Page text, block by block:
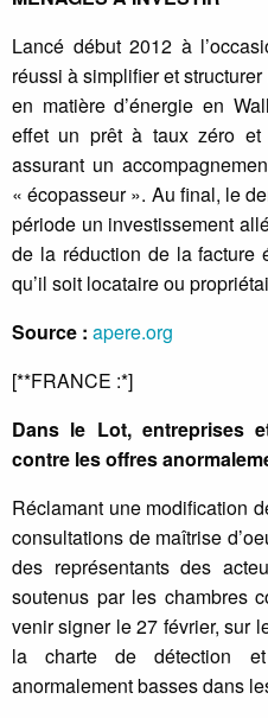
Lancé début 2012 à
réussi à simplifier et
en matière d’énergie en
effet un prêt à taux zéro et
assurant un
« écopasseur ». Au final, le
période un investissement
de la réduction de la facture
qu’il soit locataire ou
Source : apere.org
[**FRANCE :*]
Dans le Lot, entreprises
contre les offres
Réclamant une modification
consultations de maîtrise
des représentants des
soutenus par les chambres
venir signer le 27 février, sur
la charte de détection
anormalement basses dans